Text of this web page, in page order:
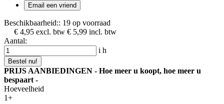
Email een vriend
Beschikbaarheid:: 19 op voorraad
€ 4,95 excl. btw € 5,99 incl. btw
Aantal:
i h
Bestel nu!
PRIJS AANBIEDINGEN - Hoe meer u koopt, hoe meer u
bespaart -
Hoeveelheid
1+